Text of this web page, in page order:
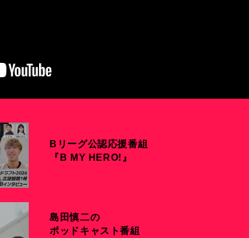
Bリーグ公認応援番組
『B MY HERO!』
島田慎二の
ポッドキャスト番組